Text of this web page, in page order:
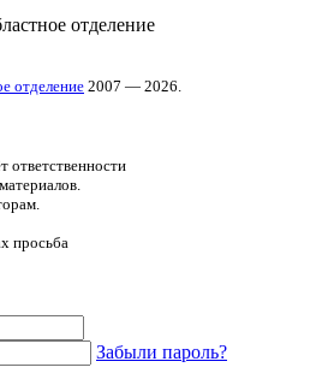
отделение
отделение 2007 — 2026.
ответственности
просьба
Забыли пароль?